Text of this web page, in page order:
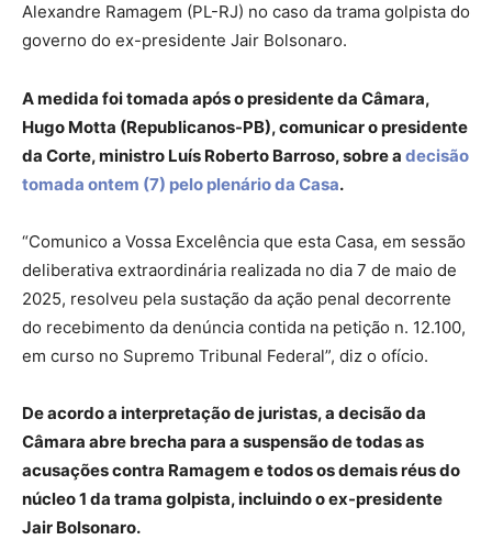
Alexandre Ramagem (PL-RJ) no caso da trama golpista do
governo do ex-presidente Jair Bolsonaro.
A medida foi tomada após o presidente da Câmara,
Hugo Motta (Republicanos-PB), comunicar o presidente
da Corte, ministro Luís Roberto Barroso, sobre a decisão
tomada ontem (7) pelo plenário da Casa.
“Comunico a Vossa Excelência que esta Casa, em sessão
deliberativa extraordinária realizada no dia 7 de maio de
2025, resolveu pela sustação da ação penal decorrente
do recebimento da denúncia contida na petição n. 12.100,
em curso no Supremo Tribunal Federal”, diz o ofício.
De acordo a interpretação de juristas, a decisão da
Câmara abre brecha para a suspensão de todas as
acusações contra Ramagem e todos os demais réus do
núcleo 1 da trama golpista, incluindo o ex-presidente
Jair Bolsonaro.